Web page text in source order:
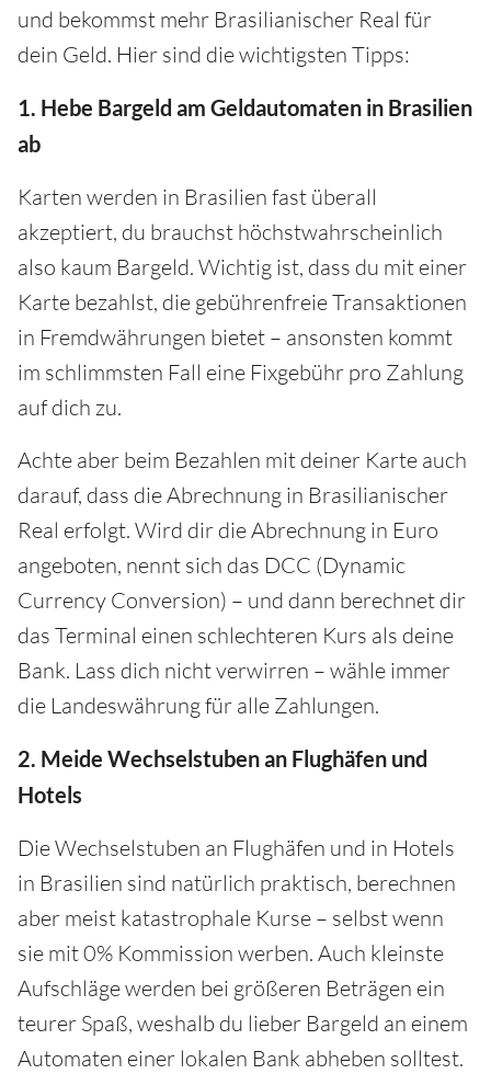
und bekommst mehr Brasilianischer Real für
dein Geld. Hier sind die wichtigsten Tipps:
1. Hebe Bargeld am Geldautomaten in Brasilien
ab
Karten werden in Brasilien fast überall
akzeptiert, du brauchst höchstwahrscheinlich
also kaum Bargeld. Wichtig ist, dass du mit einer
Karte bezahlst, die gebührenfreie Transaktionen
in Fremdwährungen bietet – ansonsten kommt
im schlimmsten Fall eine Fixgebühr pro Zahlung
auf dich zu.
Achte aber beim Bezahlen mit deiner Karte auch
darauf, dass die Abrechnung in Brasilianischer
Real erfolgt. Wird dir die Abrechnung in Euro
angeboten, nennt sich das DCC (Dynamic
Currency Conversion) – und dann berechnet dir
das Terminal einen schlechteren Kurs als deine
Bank. Lass dich nicht verwirren – wähle immer
die Landeswährung für alle Zahlungen.
2. Meide Wechselstuben an Flughäfen und
Hotels
Die Wechselstuben an Flughäfen und in Hotels
in Brasilien sind natürlich praktisch, berechnen
aber meist katastrophale Kurse – selbst wenn
sie mit 0% Kommission werben. Auch kleinste
Aufschläge werden bei größeren Beträgen ein
teurer Spaß, weshalb du lieber Bargeld an einem
Automaten einer lokalen Bank abheben solltest.